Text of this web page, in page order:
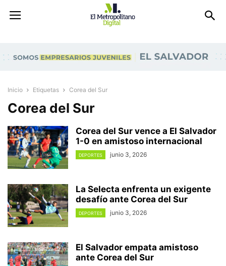
Inicio Etiquetas Corea del Sur
Corea del Sur
Corea del Sur vence a El Salvador
1-0 en amistoso internacional
DEPORTES junio 3, 2026
La Selecta enfrenta un exigente
desafío ante Corea del Sur
DEPORTES junio 3, 2026
El Salvador empata amistoso
ante Corea del Sur